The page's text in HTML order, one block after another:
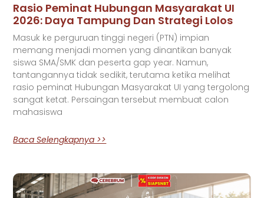
Rasio Peminat Hubungan Masyarakat UI
2026: Daya Tampung Dan Strategi Lolos
Masuk ke perguruan tinggi negeri (PTN) impian
memang menjadi momen yang dinantikan banyak
siswa SMA/SMK dan peserta gap year. Namun,
tantangannya tidak sedikit, terutama ketika melihat
rasio peminat Hubungan Masyarakat UI yang tergolong
sangat ketat. Persaingan tersebut membuat calon
mahasiswa
Baca Selengkapnya >>